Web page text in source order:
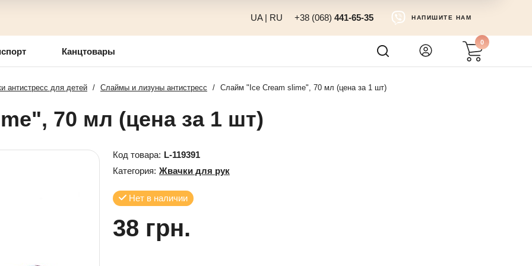
UA| RU +38 (068) 441-65-35 НАПИШИТЕ НАМ
Канцтовары
0
антистресс для детей / Слаймы и лизуны антистресс / Слайм "Ice Cream slime", 70 мл (цена за 1 шт)
70 мл (цена за 1 шт)
Код товара: L-119391
Категория: Жвачки для рук
Нет в наличии
38 грн.